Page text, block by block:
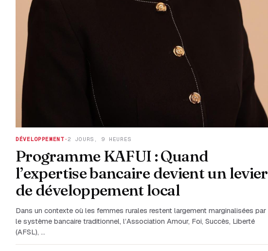
DÉVELOPPEMENT· 2 JOURS, 9 HEURES
Programme KAFUI : Quand
l’expertise bancaire devient un levier
de développement local
Dans un contexte où les femmes rurales restent largement marginalisées par
le système bancaire traditionnel, l’Association Amour, Foi, Succès, Liberté
(AFSL), …